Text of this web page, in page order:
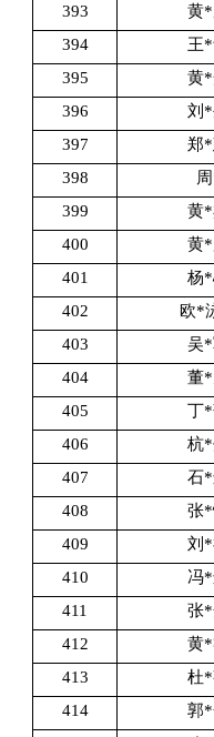
393
黄
394
王
395
黄
396
刘
397
郑
398
399
黄
400
黄
401
杨
402
欧*
403
吴
404
董
405
丁
406
杭
407
石
408
张
409
刘
410
冯
411
张
412
黄
413
杜
414
郭